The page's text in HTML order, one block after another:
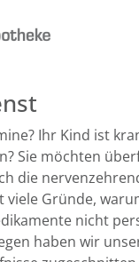
Ihr Kind ist
Sie möchten
die
viele Gründe,
nicht
haben wir